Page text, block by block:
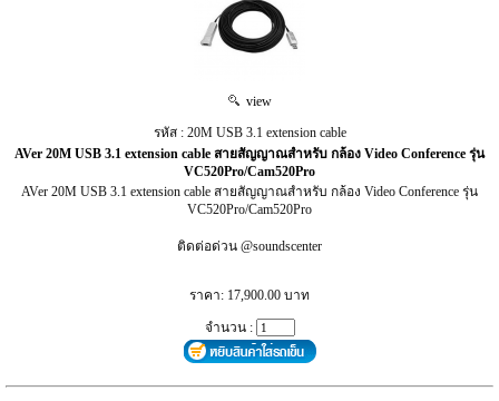
view
รหัส : 20M USB 3.1 extension cable
AVer 20M USB 3.1 extension cable สายสัญญาณสำหรับ กล้อง Video Conference รุ่น
VC520Pro/Cam520Pro
AVer 20M USB 3.1 extension cable สายสัญญาณสำหรับ กล้อง Video Conference รุ่น
VC520Pro/Cam520Pro
ติดต่อด่วน @soundscenter
ราคา: 17,900.00 บาท
จำนวน :